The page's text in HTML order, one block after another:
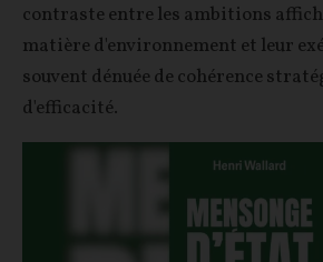
contraste entre les ambitions
matière d'environnement et leur
souvent dénuée de cohérence
d'efficacité.